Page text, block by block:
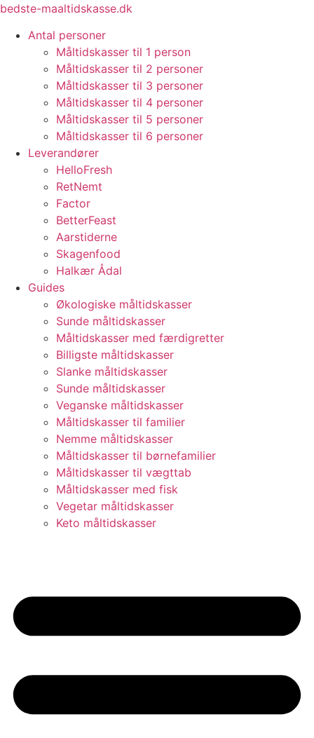
Videre
indhold
bedste-maaltidskasse.dk
Antal personer
Måltidskasser til 1 person
Måltidskasser til 2 personer
Måltidskasser til 3 personer
Måltidskasser til 4 personer
Måltidskasser til 5 personer
Måltidskasser til 6 personer
Leverandører
HelloFresh
RetNemt
Factor
BetterFeast
Aarstiderne
Skagenfood
Halkær Ådal
Guides
Økologiske måltidskasser
Sunde måltidskasser
Måltidskasser med færdigretter
Billigste måltidskasser
Slanke måltidskasser
Sunde måltidskasser
Veganske måltidskasser
Måltidskasser til familier
Nemme måltidskasser
Måltidskasser til børnefamilier
Måltidskasser til vægttab
Måltidskasser med fisk
Vegetar måltidskasser
Keto måltidskasser